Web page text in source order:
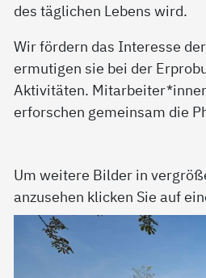
des täglichen Lebens wird.
Wir fördern das Interesse
ermutigen sie bei der
Aktivitäten.
erforschen gemeinsam die
Um weitere Bilder in
anzusehen klicken Sie auf